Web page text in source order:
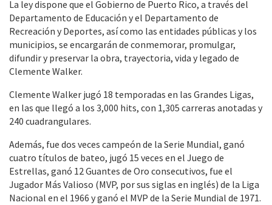
La ley dispone que el Gobierno de Puerto Rico, a través del
Departamento de Educación y el Departamento de
Recreación y Deportes, así como las entidades públicas y los
municipios, se encargarán de conmemorar, promulgar,
difundir y preservar la obra, trayectoria, vida y legado de
Clemente Walker.
Clemente Walker jugó 18 temporadas en las Grandes Ligas,
en las que llegó a los 3,000 hits, con 1,305 carreras anotadas y
240 cuadrangulares.
Además, fue dos veces campeón de la Serie Mundial, ganó
cuatro títulos de bateo, jugó 15 veces en el Juego de
Estrellas, ganó 12 Guantes de Oro consecutivos, fue el
Jugador Más Valioso (MVP, por sus siglas en inglés) de la Liga
Nacional en el 1966 y ganó el MVP de la Serie Mundial de 1971.